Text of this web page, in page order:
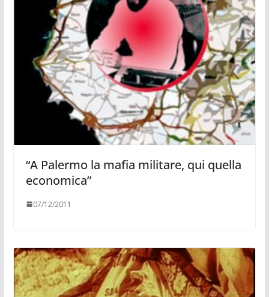
“A Palermo la mafia militare, qui quella
economica”
07/12/2011